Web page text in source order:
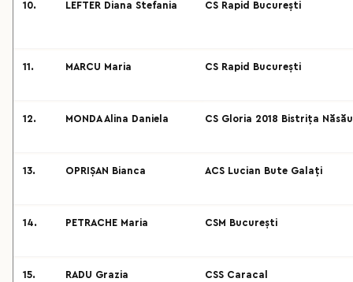
10. LEFTER Diana Stefania CS Rapid București
11. MARCU Maria CS Rapid București
12. MONDA Alina Daniela CS Gloria 2018 Bistrița
13. OPRIȘAN Bianca ACS Lucian Bute Galați
14. PETRACHE Maria CSM București
15. RADU Grazia CSS Caracal